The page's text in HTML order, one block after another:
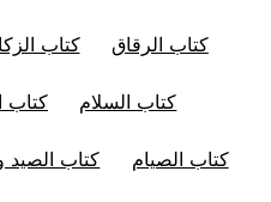
كتاب الرقاق كتاب
كتاب السلام كتاب
كتاب الصيام كتاب الصيد